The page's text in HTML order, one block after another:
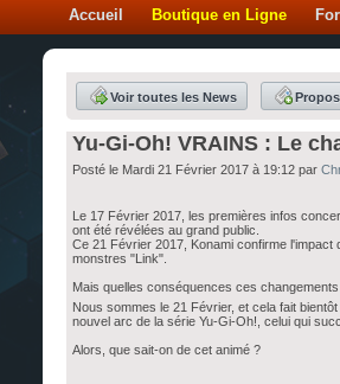
Accueil Boutique en Ligne
Voir toutes les News
Yu-Gi-Oh! VRAINS : Le
Posté le Mardi 21 Février 2017 à 19:12 par
Le 17 Février 2017, les premières infos
ont été révélées au grand public.
Ce 21 Février 2017, Konami confirme
monstres "Link".
Mais quelles conséquences ces
Nous sommes le 21 Février, et cela fait
nouvel arc de la série Yu-Gi-Oh!, celui qui
Alors, que sait-on de cet animé ?